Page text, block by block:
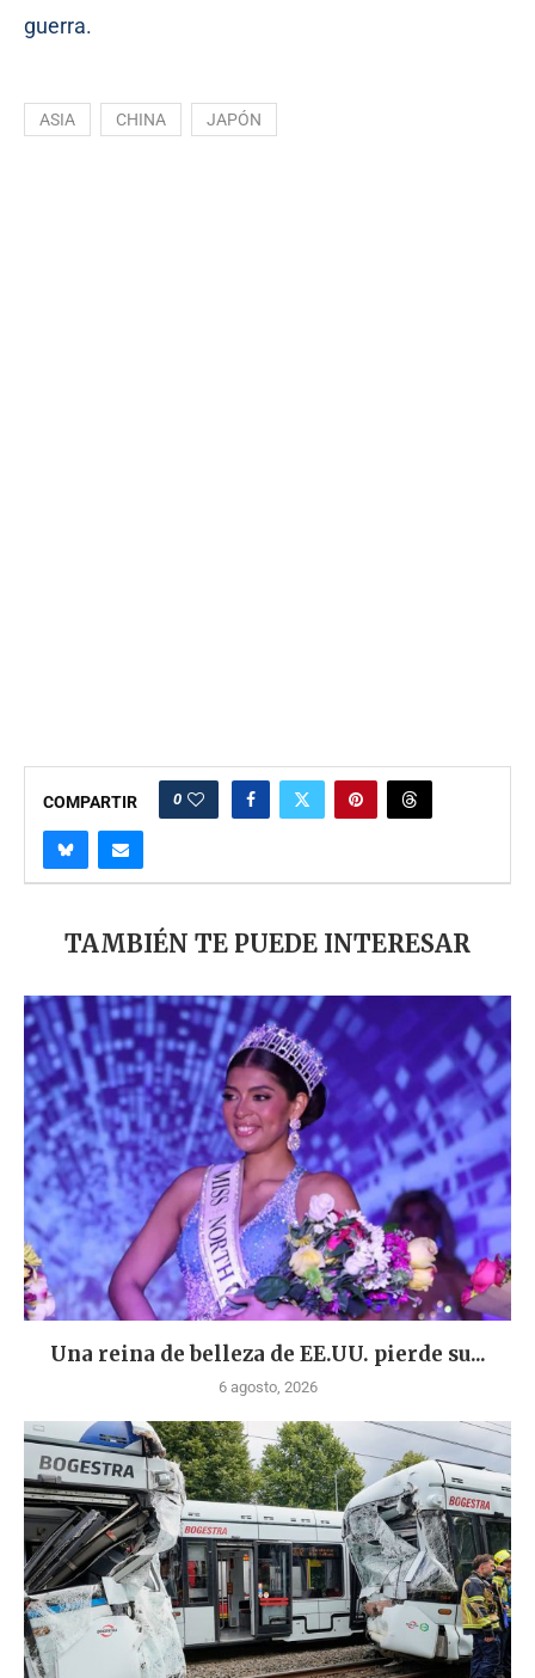
guerra.
ASIA CHINA JAPÓN
COMPARTIR 0
TAMBIÉN TE PUEDE INTERESAR
Una reina de belleza de EE.UU. pierde su...
6 agosto, 2026